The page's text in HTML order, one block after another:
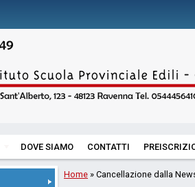
DOVE SIAMO CONTATTI
Home » Cancellazione dalla